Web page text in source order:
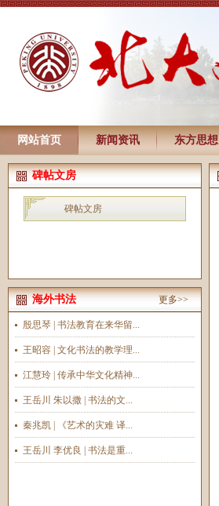
网站首页 新闻资讯 东方思想
碑帖文房
碑帖文房
海外书法 更多>>
殷思琴 | 书法教育在来华留...
王昭容 | 文化书法的教学理...
江慧玲 | 传承中华文化精神...
王岳川 朱以撒 | 书法的文...
秦兆凯 | 《艺术的灾难 译...
王岳川 李优良 | 书法是重...